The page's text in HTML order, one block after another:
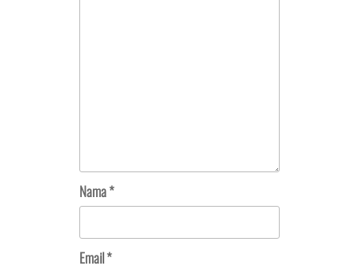
Nama*
Email*